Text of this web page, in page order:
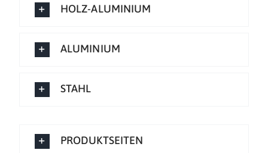
HOLZ-ALUMINIUM
ALUMINIUM
STAHL
PRODUKTSEITEN